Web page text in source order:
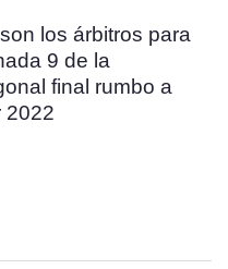
los árbitros para
9 de la
final rumbo a
2022